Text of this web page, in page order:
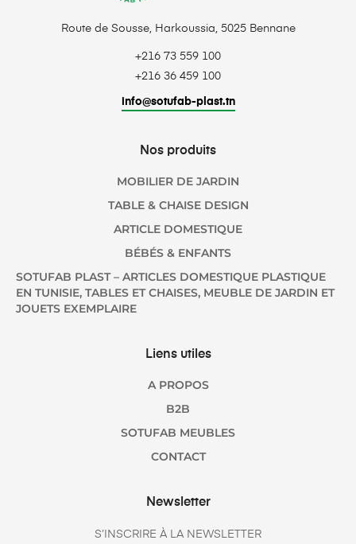
Route de Sousse, Harkoussia, 5025 Bennane
+216 73 559 100
+216 36 459 100
info@sotufab-plast.tn
Nos produits
MOBILIER DE JARDIN
TABLE & CHAISE DESIGN
ARTICLE DOMESTIQUE
BÉBÉS & ENFANTS
SOTUFAB PLAST – ARTICLES DOMESTIQUE PLASTIQUE
EN TUNISIE, TABLES ET CHAISES, MEUBLE DE JARDIN ET
JOUETS EXEMPLAIRE
Liens utiles
A PROPOS
B2B
SOTUFAB MEUBLES
CONTACT
Newsletter
S’INSCRIRE À LA NEWSLETTER